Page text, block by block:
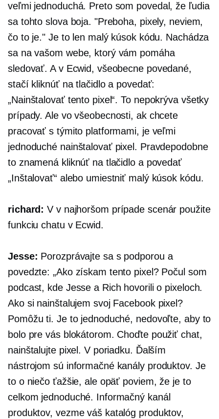
veľmi jednoduchá. Preto som povedal, že ľudia
sa tohto slova boja. "Preboha, pixely, neviem,
čo to je." Je to len malý kúsok kódu. Nachádza
sa na vašom webe, ktorý vám pomáha
sledovať. A v Ecwid, všeobecne povedané,
stačí kliknúť na tlačidlo a povedať:
„Nainštalovať tento pixel“. To nepokrýva všetky
prípady. Ale vo všeobecnosti, ak chcete
pracovať s týmito platformami, je veľmi
jednoduché nainštalovať pixel. Pravdepodobne
to znamená kliknúť na tlačidlo a povedať
„Inštalovať“ alebo umiestniť malý kúsok kódu.
richard: V v najhoršom prípade scenár použite
funkciu chatu v Ecwid.
Jesse: Porozprávajte sa s podporou a
povedzte: „Ako získam tento pixel? Počul som
podcast, kde Jesse a Rich hovorili o pixeloch.
Ako si nainštalujem svoj Facebook pixel?
Pomôžu ti. Je to jednoduché, nedovoľte, aby to
bolo pre vás blokátorom. Choďte použiť chat,
nainštalujte pixel. V poriadku. Ďalším
nástrojom sú informačné kanály produktov. Je
to o niečo ťažšie, ale opäť poviem, že je to
celkom jednoduché. Informačný kanál
produktov, vezme váš katalóg produktov,